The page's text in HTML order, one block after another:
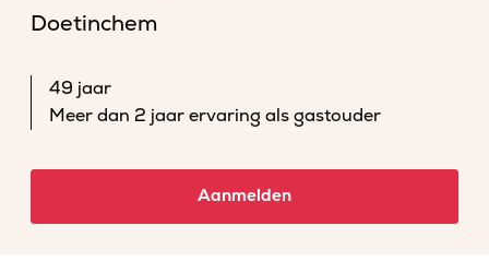
Doetinchem
49 jaar
Meer dan 2 jaar ervaring als gastouder
Aanmelden